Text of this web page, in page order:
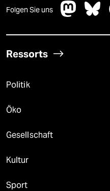
Folgen Sie uns
Ressorts
Politik
Öko
Gesellschaft
Kultur
Sport